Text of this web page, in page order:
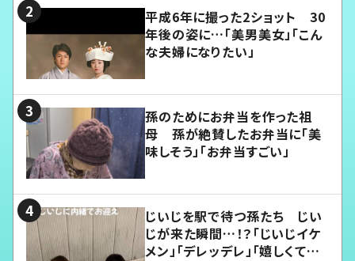
平成6年に撮った2ショット 30
年後の姿に…「美男美女」「こん
な夫婦になりたい」
孫のためにお弁当を作った祖
母 孫が絶賛したお弁当に「美
味しそう」「お弁当すごい」
じいじを駅で待つ孫たち じい
じが来た瞬間…！？「じいじイケ
メン」「デレッデレ」「嬉しくて可